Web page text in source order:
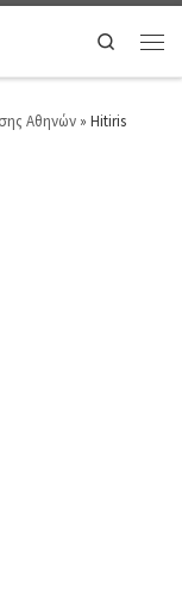
Search
Αθηνών » Hitiris